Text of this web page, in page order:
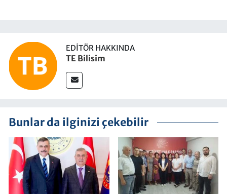
EDITÖR HAKKINDA
TE Bilisim
Bunlar da ilginizi çekebilir